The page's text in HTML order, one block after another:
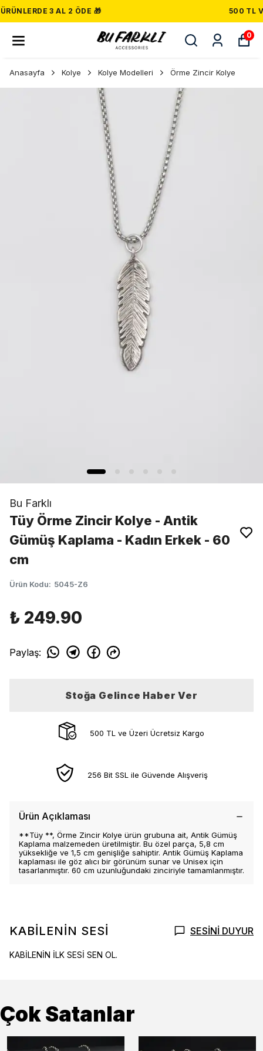
500 TL VE ÜZERI ÜCRETSIZ KARGO! 📦
0
Anasayfa Kolye Kolye Modelleri Örme Zincir Kolye
Bu Farklı
Tüy Örme Zincir Kolye - Antik
Gümüş Kaplama - Kadın Erkek - 60
cm
Ürün Kodu: 5045-Z6
₺ 249.90
Paylaş:
Stoğa Gelince Haber Ver
500 TL ve Üzeri Ücretsiz Kargo
256 Bit SSL ile Güvende Alışveriş
Ürün Açıklaması
**Tüy **, Örme Zincir Kolye ürün grubuna ait, Antik Gümüş
Kaplama malzemeden üretilmiştir. Bu özel parça, 5,8 cm
yüksekliğe ve 1,5 cm genişliğe sahiptir. Antik Gümüş Kaplama
kaplaması ile göz alıcı bir görünüm sunar ve Unisex için
tasarlanmıştır. 60 cm uzunluğundaki zinciriyle tamamlanmıştır.
KABİLENİN SESİ SESİNİ DUYUR
KABİLENİN İLK SESİ SEN OL.
Çok Satanlar